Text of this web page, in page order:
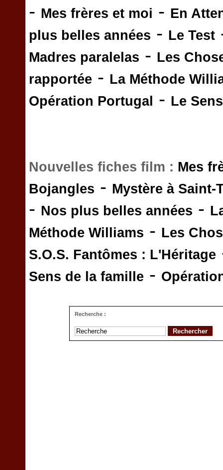
- Mes frères et moi - En
plus belles années - Le Test
Madres paralelas - Les
rapportée - La Méthode
Opération Portugal
- Le
Nouvelles fiches film : Mes
Bojangles - Mystère à Saint-
- Nos plus belles années -
Méthode Williams - Les
S.O.S. Fantômes : L'Héritage
Sens de la famille -
Recherche :